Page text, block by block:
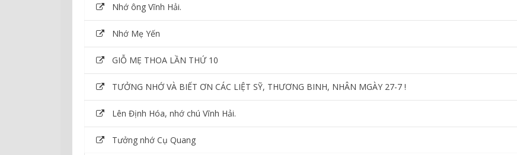
Nhớ ông Vĩnh Hải.
Nhớ Mẹ Yến
GIỖ MẸ THOA LẦN THỨ 10
TƯỞNG NHỚ VÀ BIẾT ƠN CÁC LIỆT SỸ, THƯƠNG BINH, NHÂN MGÀY 27-7 !
Lên Định Hóa, nhớ chú Vĩnh Hải.
Tưởng nhớ Cụ Quang